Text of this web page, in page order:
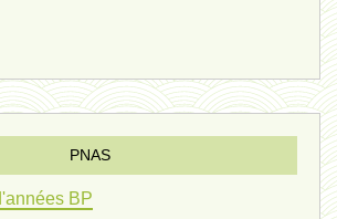
novembre 2023 *
PNAS
BP